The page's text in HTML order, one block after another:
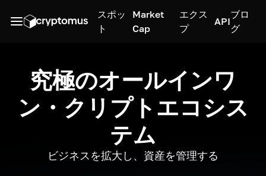
スポッ
ト
Market
Cap
エクス
プ
API
ブロ
グ
究極のオールインワ
ン・クリプトエコシス
テム
ビジネスを拡大し、資産を管理する